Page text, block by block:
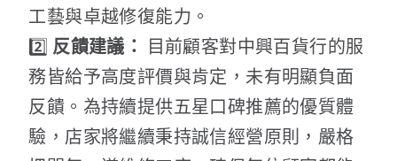
工藝與卓越修復能力。
2️⃣ 反饋建議： 目前顧客對中興百貨行的服
務皆給予高度評價與肯定，未有明顯負面
反饋。為持續提供五星口碑推薦的優質體
驗，店家將繼續秉持誠信經營原則，嚴格